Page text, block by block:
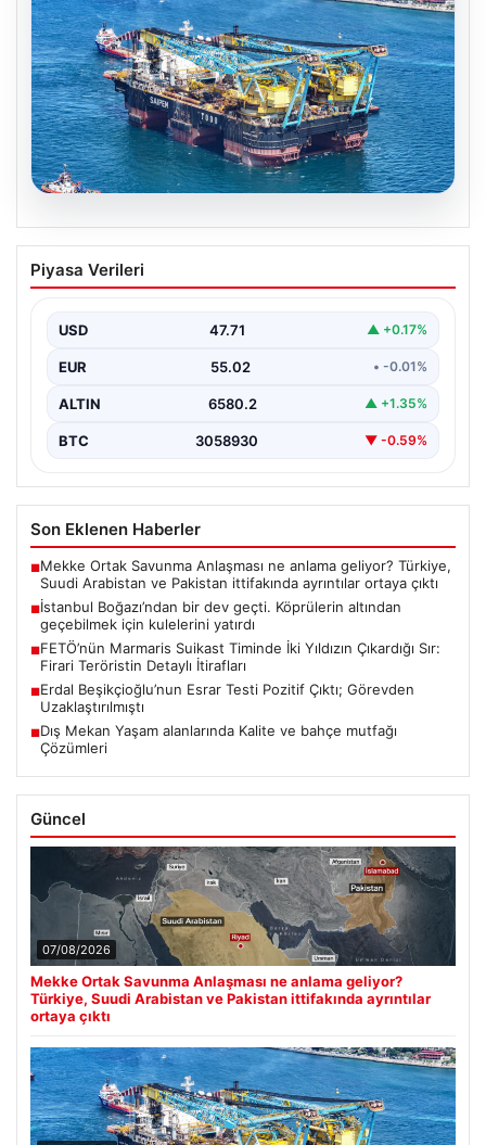
İstanbul Boğazı’ndan bir dev geçti.
Köprülerin altından geçebilmek için
Piyasa Verileri
USD 47.71 ▲ +0.17%
EUR 55.02 • -0.01%
ALTIN 6580.2 ▲ +1.35%
BTC 3058930 ▼ -0.59%
Son Eklenen Haberler
■Mekke Ortak Savunma Anlaşması ne anlama geliyor? Türkiye,
Suudi Arabistan ve Pakistan ittifakında ayrıntılar ortaya çıktı
■İstanbul Boğazı’ndan bir dev geçti. Köprülerin altından
geçebilmek için kulelerini yatırdı
■FETÖ’nün Marmaris Suikast Timinde İki Yıldızın Çıkardığı Sır:
Firari Teröristin Detaylı İtirafları
■Erdal Beşikçioğlu’nun Esrar Testi Pozitif Çıktı; Görevden
Uzaklaştırılmıştı
■Dış Mekan Yaşam alanlarında Kalite ve bahçe mutfağı
Çözümleri
Güncel
07/08/2026
Mekke Ortak Savunma Anlaşması ne anlama geliyor?
Türkiye, Suudi Arabistan ve Pakistan ittifakında ayrıntılar
ortaya çıktı